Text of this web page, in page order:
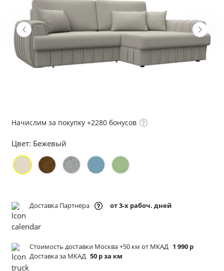
Начислим за покупку +2280 бонусов
Цвет: Бежевый
Доставка Партнёра от 3-х рабоч. дней
Стоимость доставки Москва +50 км от МКАД 1 990 р
Доставка за МКАД 50 р за км